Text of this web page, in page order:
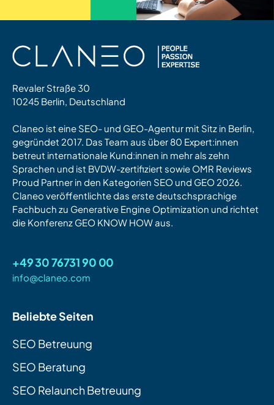
Revaler Straße 30
10245 Berlin, Deutschland
Claneo ist eine SEO- und GEO-Agentur mit Sitz in Berlin,
gegründet 2017. Das Team aus über 80 Expert:innen
betreut internationale Kund:innen in mehr als zehn
Sprachen und ist BVDW-zertifiziert sowie OMR Reviews
Proud Partner in den Kategorien SEO und GEO 2026.
Claneo veröffentlichte das erste deutschsprachige
Fachbuch zu Generative Engine Optimization und richtet
die Konferenz GEO KNOW HOW aus.
+49 30 76731 90 00
info@claneo.com
Beliebte Seiten
SEO Betreuung
SEO Beratung
SEO Relaunch Betreuung